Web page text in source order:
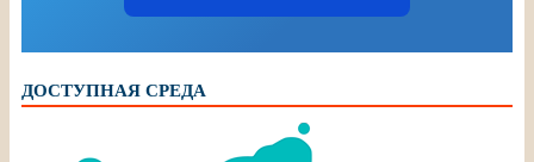
ДОСТУПНАЯ СРЕДА